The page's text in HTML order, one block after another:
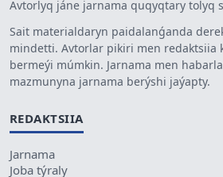
Avtorlyq jáne jarnama quqyqtary tolyq
Sait materialdaryn paidalanǵanda
mindetti. Avtorlar pikiri men redaktsiia
bermeýi múmkin. Jarnama men
mazmunyna jarnama berýshi jaýapty.
REDAKTSIIA
Jarnama
Joba týraly